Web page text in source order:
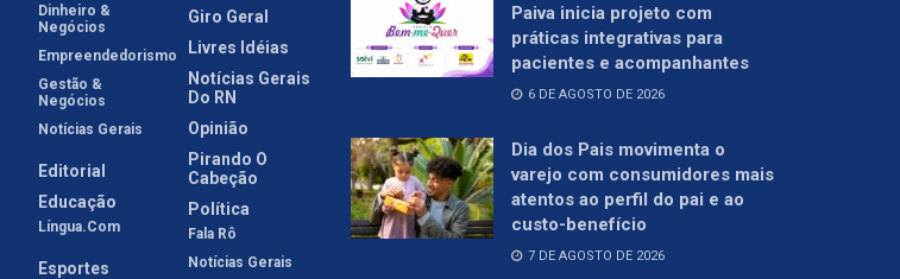
Dinheiro &
Negócios
Empreendedorismo
Gestão &
Negócios
Notícias Gerais
Editorial
Educação
Língua.com
Esportes
Giro Geral
Livres Idéias
Notícias Gerais
Do RN
Opinião
Pirando O
Cabeção
Política
Fala Rô
Notícias Gerais
Paiva inicia projeto com
práticas integrativas para
pacientes e acompanhantes
6 DE AGOSTO DE 2026
Dia dos Pais movimenta o
varejo com consumidores mais
atentos ao perfil do pai e ao
custo-benefício
7 DE AGOSTO DE 2026